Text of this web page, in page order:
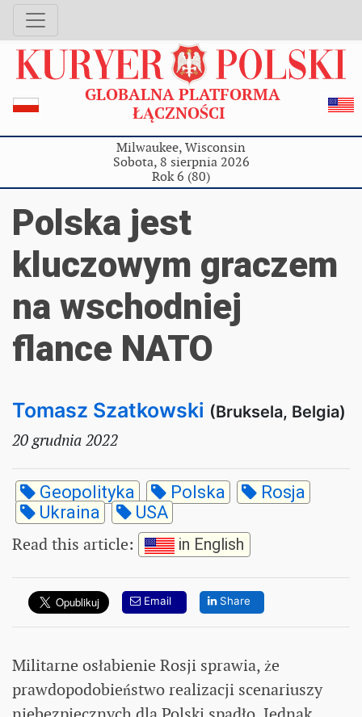
GLOBALNA PLATFORMA
ŁĄCZNOŚCI
Milwaukee, Wisconsin
Sobota, 8 sierpnia 2026
Rok 6 (80)
Polska jest
kluczowym graczem
na wschodniej
flance NATO
Tomasz Szatkowski (Bruksela, Belgia)
20 grudnia 2022
Geopolityka Polska
Rosja
Ukraina
USA
Read this article: in English
Email Share
Militarne osłabienie Rosji sprawia, że
prawdopodobieństwo realizacji scenariuszy